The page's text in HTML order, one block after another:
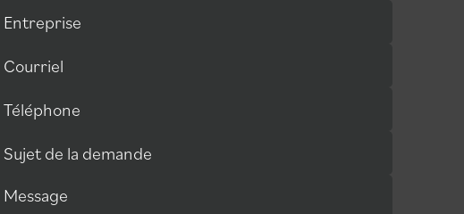
avec des gens à l'écoute et que dire du service
Entreprise
Courriel
Téléphone
Sujet de la demande
Message